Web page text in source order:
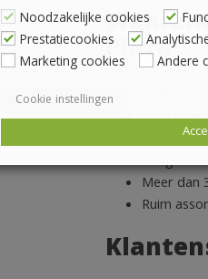
Plaza
Direct
Beste
Meer dan
Ruim
Noodzakelijke cookies
Prestatiecookies
Marketing cookies
Andere
Cookie instellingen